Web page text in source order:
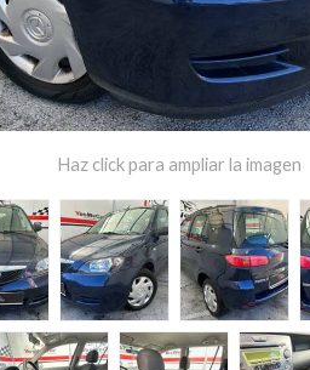
Haz click para ampliar la imagen